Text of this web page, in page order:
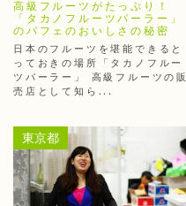
高級フルーツがたっぷり！
「タカノフルーツパーラー」
のパフェのおいしさの秘密
日本のフルーツを堪能できると
っておきの場所「タカノフルー
ツパーラー」 高級フルーツの販
売店として知ら...
東京都